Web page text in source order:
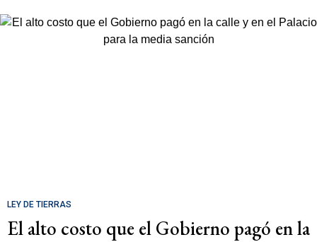
LEY DE TIERRAS
El alto costo que el Gobierno pagó en la